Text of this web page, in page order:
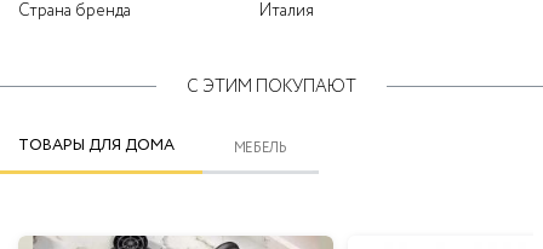
Страна бренда
Италия
С ЭТИМ ПОКУПАЮТ
ТОВАРЫ ДЛЯ ДОМА МЕБЕЛЬ